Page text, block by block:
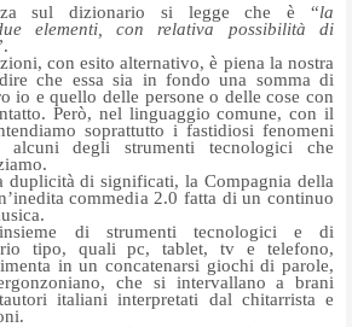
sul dizionario si legge che è “la
elementi, con relativa possibilità di
con esito alternativo, è piena la nostra
che essa sia in fondo una somma di
io e quello delle persone o delle cose con
Però, nel linguaggio comune, con il
soprattutto i fastidiosi fenomeni
alcuni degli strumenti tecnologici che
duplicità di significati, la Compagnia della
commedia 2.0 fatta di un continuo
di strumenti tecnologici e di
tipo, quali pc, tablet, tv e telefono,
in un concatenarsi giochi di parole,
che si intervallano a brani
italiani interpretati dal chitarrista e